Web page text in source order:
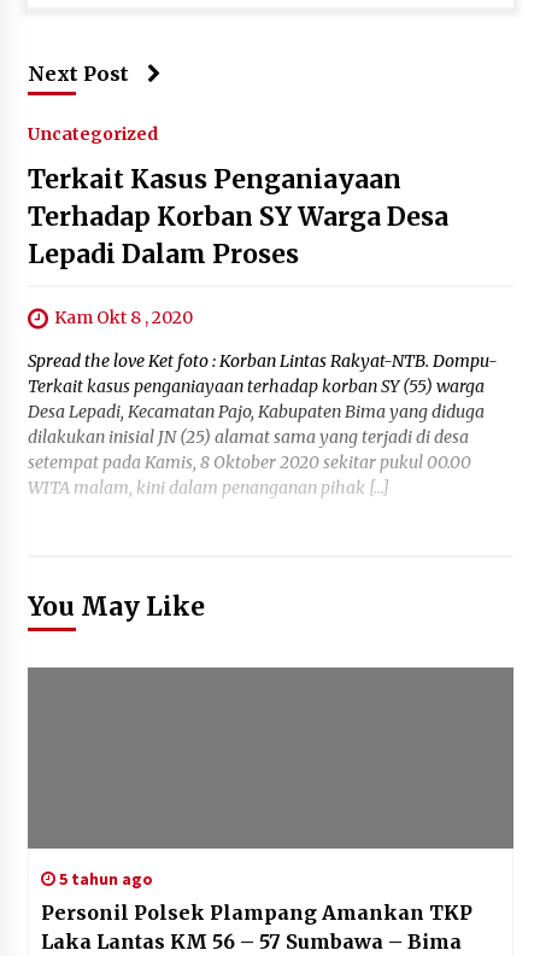
Next Post
Uncategorized
Terkait Kasus Penganiayaan
Terhadap Korban SY Warga Desa
Lepadi Dalam Proses
Kam Okt 8 , 2020
Spread the love Ket foto : Korban Lintas Rakyat-NTB. Dompu-
Terkait kasus penganiayaan terhadap korban SY (55) warga
Desa Lepadi, Kecamatan Pajo, Kabupaten Bima yang diduga
dilakukan inisial JN (25) alamat sama yang terjadi di desa
setempat pada Kamis, 8 Oktober 2020 sekitar pukul 00.00
WITA malam, kini dalam penanganan pihak […]
You May Like
5 tahun ago
Personil Polsek Plampang Amankan TKP
Laka Lantas KM 56 – 57 Sumbawa – Bima